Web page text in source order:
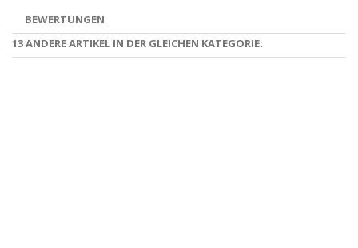
BEWERTUNGEN
13 ANDERE ARTIKEL IN DER GLEICHEN KATEGORIE: